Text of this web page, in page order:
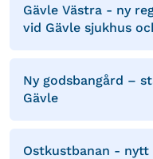
Gävle Västra - ny
vid Gävle sjukhus
Ny godsbangård –
Gävle
Ostkustbanan -